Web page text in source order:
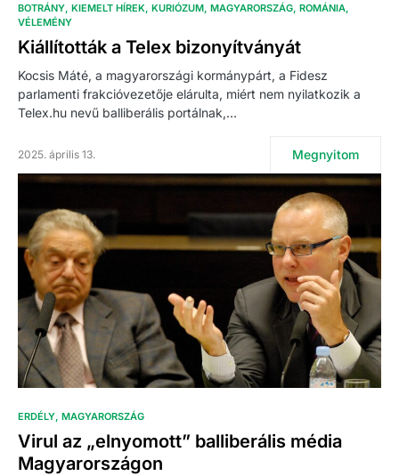
BOTRÁNY KIEMELT HÍREK KURIÓZUM MAGYARORSZÁG ROMÁNIA
VÉLEMÉNY
Kiállították a Telex bizonyítványát
Kocsis Máté, a magyarországi kormánypárt, a Fidesz
parlamenti frakcióvezetője elárulta, miért nem nyilatkozik a
Telex.hu nevű balliberális portálnak,…
2025. április 13. Megnyitom
ERDÉLY MAGYARORSZÁG
Virul az „elnyomott” balliberális média
Magyarországon